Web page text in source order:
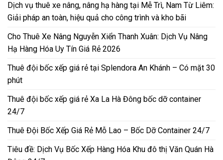
Dịch vụ thuê xe nâng, nâng hạ hàng tại Mễ Trì, Nam Từ Liêm:
Giải pháp an toàn, hiệu quả cho công trình và kho bãi
Cho Thuê Xe Nâng Nguyễn Xiển Thanh Xuân: Dịch Vụ Nâng
Hạ Hàng Hóa Uy Tín Giá Rẻ 2026
Thuê đội bốc xếp giá rẻ tại Splendora An Khánh – Có mặt 30
phút
Thuê đội bốc xếp giá rẻ Xa La Hà Đông bốc dỡ container
24/7
Thuê Đội Bốc Xếp Giá Rẻ Mỗ Lao – Bốc Dỡ Container 24/7
Tiêu đề: Dịch Vụ Bốc Xếp Hàng Hóa Khu đô thị Văn Quán Hà